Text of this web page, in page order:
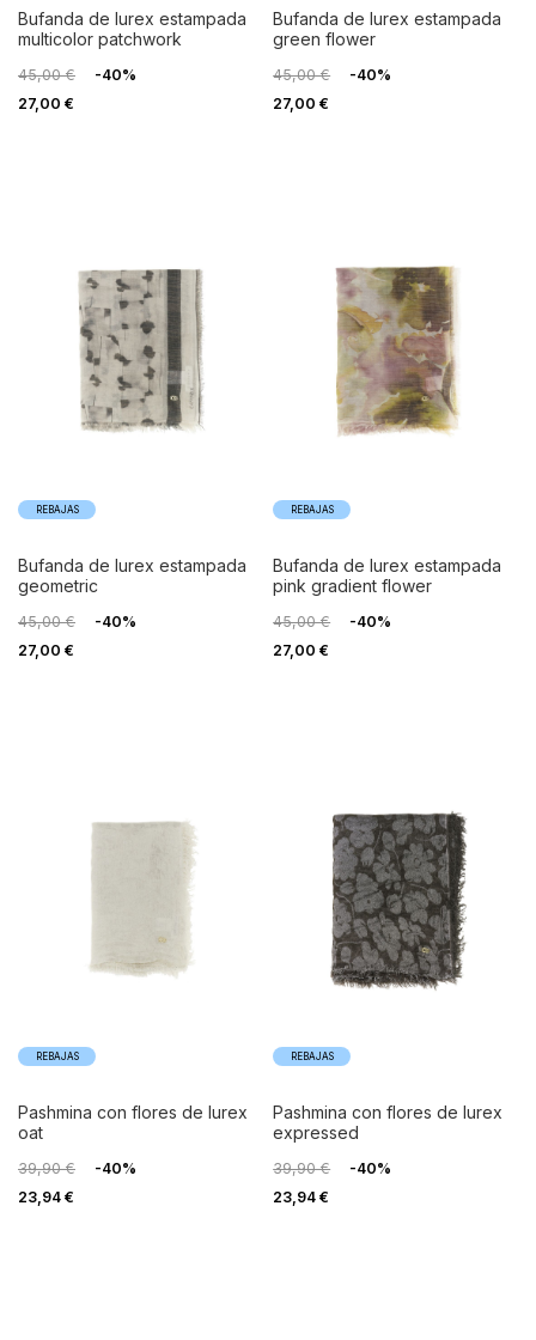
bufanda de lurex estampada
multicolor patchwork
45,00 €
-40%
27,00 €
bufanda de lurex estampada
green flower
45,00 €
-40%
27,00 €
REBAJAS
bufanda de lurex estampada
geometric
45,00 €
-40%
27,00 €
REBAJAS
bufanda de lurex estampada
pink gradient flower
45,00 €
-40%
27,00 €
REBAJAS
pashmina con flores de lurex
oat
39,90 €
-40%
23,94 €
REBAJAS
pashmina con flores de lurex
expressed
39,90 €
-40%
23,94 €